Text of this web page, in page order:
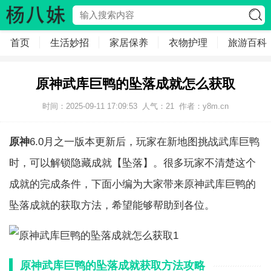
首页 生活妙招 家居保养 衣物护理 旅游百科
原神武库巨鸭的坠落成就怎么获取
时间：2025-09-11 17:09:53 人气： 21 作者： y8m.cn
原神6.0月之一版本更新后，玩家在新地图挑战武库巨鸭
时，可以解锁隐藏成就【坠落】。很多玩家不清楚这个
成就的完成条件，下面小编为大家带来原神武库巨鸭的
坠落成就的获取方法，希望能够帮助到各位。
原神武库巨鸭的坠落成就获取方法攻略